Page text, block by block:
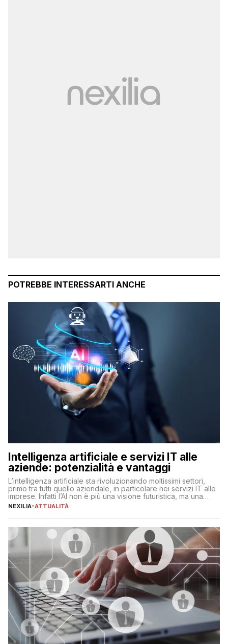
POTREBBE INTERESSARTI ANCHE
Intelligenza artificiale e servizi IT alle
aziende: potenzialità e vantaggi
L’intelligenza artificiale sta rivoluzionando moltissimi settori,
primo tra tutti quello aziendale, in particolare nei servizi IT alle
imprese. Infatti l’AI non è più una visione futuristica, ma una
realtà operativa che sta portando a un cambio significativo in
operazioni, bensì comporta […]
NEXILIA-ATTUALITÀ